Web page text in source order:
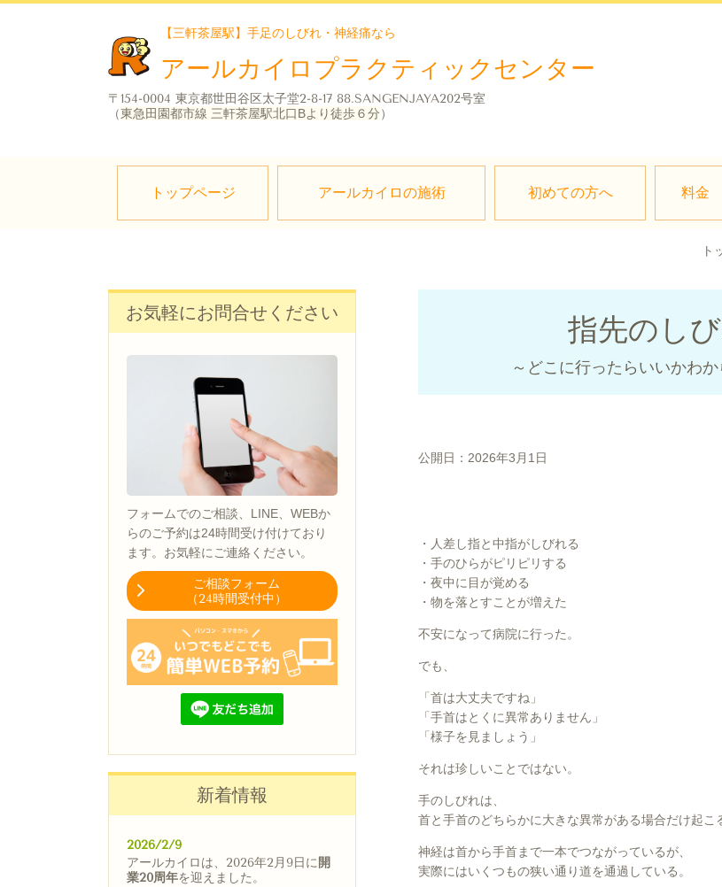
【三軒茶屋駅】手足のしびれ・神経痛なら
アールカイロプラクティックセンター
〒154-0004 東京都世田谷区太子堂2-8-17 88.SANGENJAYA202号室
（東急田園都市線 三軒茶屋駅北口Bより徒歩６分）
トップページ アールカイロの施術 初めての方へ 料金
ト
指先のし
～どこに行ったらいいかわ
公開日：2026年3月1日
・人差し指と中指がしびれる
・手のひらがピリピリする
・夜中に目が覚める
・物を落とすことが増えた
不安になって病院に行った。
でも、
「首は大丈夫ですね」
「手首はとくに異常ありません」
「様子を見ましょう」
それは珍しいことではない。
手のしびれは、
首と手首のどちらかに大きな異常がある場合だけ起こ
神経は首から手首まで一本でつながっているが、
実際にはいくつもの狭い通り道を通過している。
お気軽にお問合せください
フォームでのご相談、LINE、WEBか
らのご予約は24時間受け付けており
ます。お気軽にご連絡ください。
ご相談フォーム
（24時間受付中）
新着情報
2026/2/9
アールカイロは、2026年2月9日に開
業20周年を迎えました。